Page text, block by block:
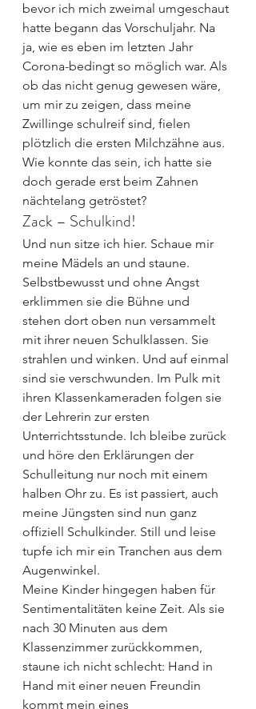
bevor ich mich zweimal umgeschaut
hatte begann das Vorschuljahr. Na
ja, wie es eben im letzten Jahr
Corona-bedingt so möglich war. Als
ob das nicht genug gewesen wäre,
um mir zu zeigen, dass meine
Zwillinge schulreif sind, fielen
plötzlich die ersten Milchzähne aus.
Wie konnte das sein, ich hatte sie
doch gerade erst beim Zahnen
nächtelang getröstet?
Zack – Schulkind!
Und nun sitze ich hier. Schaue mir
meine Mädels an und staune.
Selbstbewusst und ohne Angst
erklimmen sie die Bühne und
stehen dort oben nun versammelt
mit ihrer neuen Schulklassen. Sie
strahlen und winken. Und auf einmal
sind sie verschwunden. Im Pulk mit
ihren Klassenkameraden folgen sie
der Lehrerin zur ersten
Unterrichtsstunde. Ich bleibe zurück
und höre den Erklärungen der
Schulleitung nur noch mit einem
halben Ohr zu. Es ist passiert, auch
meine Jüngsten sind nun ganz
offiziell Schulkinder. Still und leise
tupfe ich mir ein Tranchen aus dem
Augenwinkel.
Meine Kinder hingegen haben für
Sentimentalitäten keine Zeit. Als sie
nach 30 Minuten aus dem
Klassenzimmer zurückkommen,
staune ich nicht schlecht: Hand in
Hand mit einer neuen Freundin
kommt mein eines